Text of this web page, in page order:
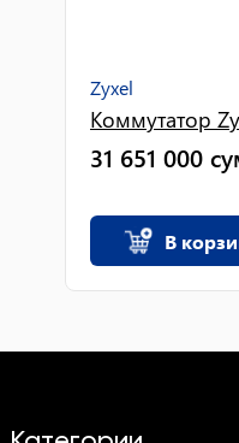
Zyxel
Коммутатор
31 651 000
В